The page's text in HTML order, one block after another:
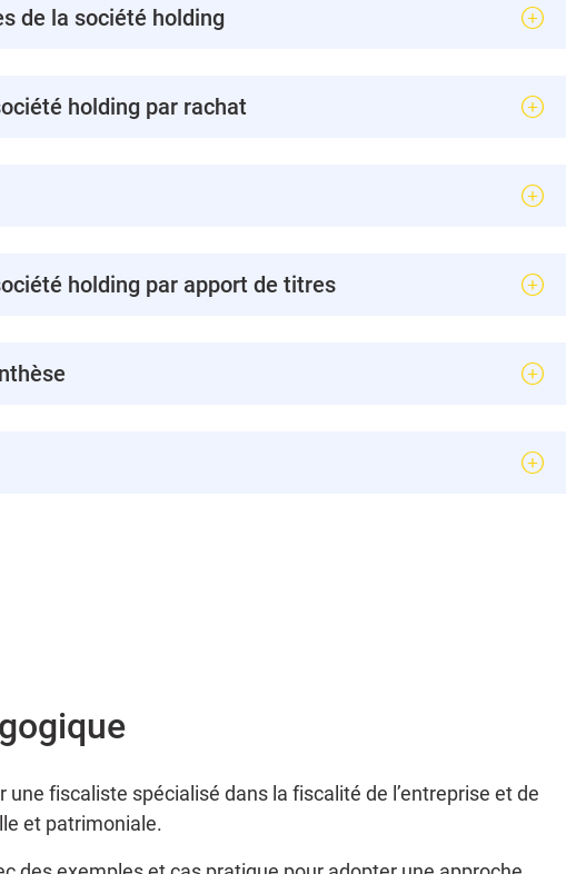
de la société holding
holding par rachat
holding par apport de titres
une fiscaliste spécialisé dans la fiscalité de l’entreprise et de
et patrimoniale.